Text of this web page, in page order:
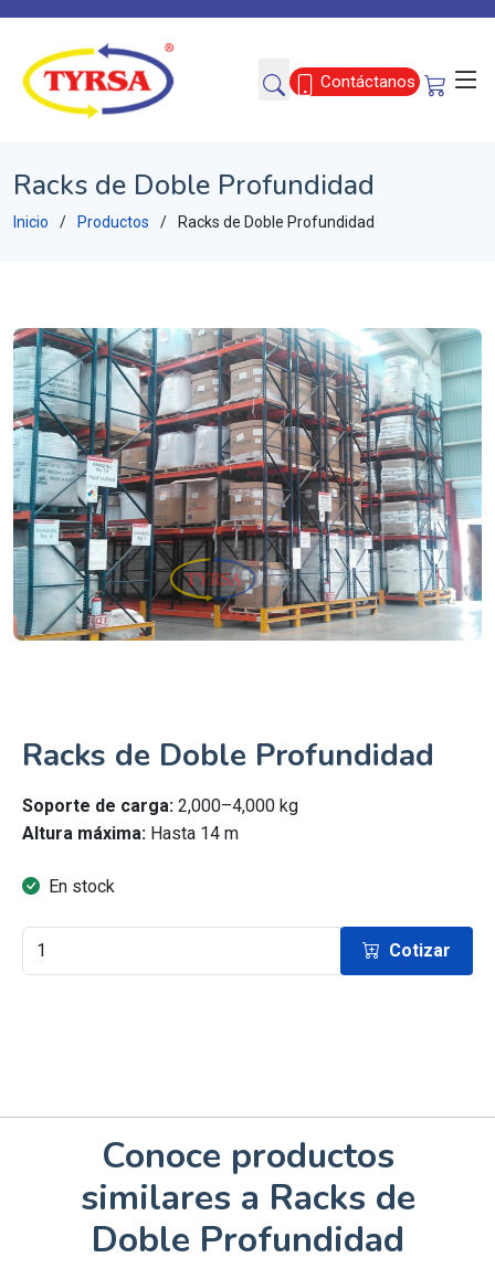
Contáctanos
Racks de Doble Profundidad
Inicio Productos Racks de Doble Profundidad
Racks de Doble Profundidad
Soporte de carga: 2,000–4,000 kg
Altura máxima: Hasta 14 m
En stock
Cotizar
Conoce productos
similares a Racks de
Doble Profundidad